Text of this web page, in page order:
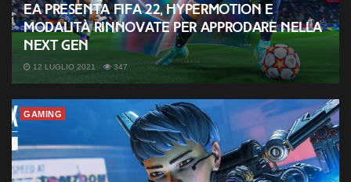
EA presenta FIFA 22, HyperMotion e
modalità rinnovate per approdare nella
next gen
12 LUGLIO 2021 347
GAMING